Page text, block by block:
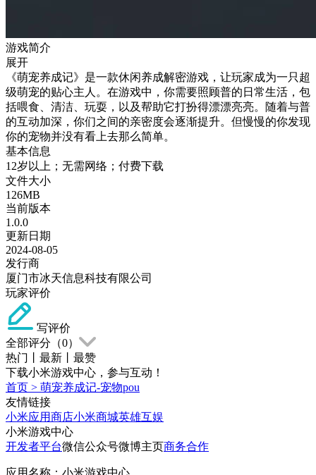
游戏简介
展开
《萌宠养成记》是一款休闲养成解密游戏，让玩家成为一只超
级萌宠的贴心主人。在游戏中，你需要照顾普的日常生活，包
括喂食、清洁、玩耍，以及帮助它打扮得漂漂亮亮。随着与普
的互动加深，你们之间的亲密度会逐渐提升。但慢慢的你发现
你的宠物并没有看上去那么简单。
基本信息
12岁以上；无需网络；付费下载
文件大小
126MB
当前版本
1.0.0
更新日期
2024-08-05
发行商
厦门市冰天信息科技有限公司
玩家评价
写评价
全部评分（0）
热门
最新
最赞
下载小米游戏中心，参与互动！
首页 > 萌宠养成记-宠物pou
友情链接
小米应用商店小米商城英雄互娱
小米游戏中心
开发者平台微信公众号微博主页商务合作
应用名称：小米游戏中心